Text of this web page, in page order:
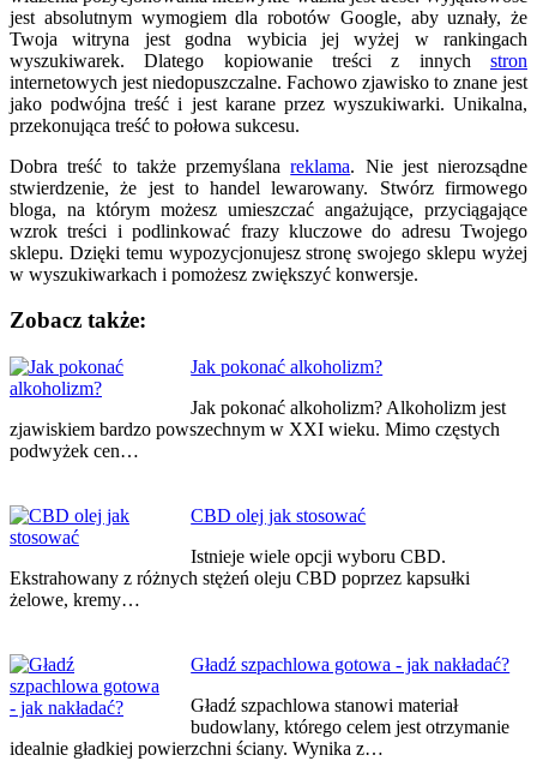
jest absolutnym wymogiem dla robotów Google, aby uznały, że
Twoja witryna jest godna wybicia jej wyżej w rankingach
wyszukiwarek. Dlatego kopiowanie treści z innych stron
internetowych jest niedopuszczalne. Fachowo zjawisko to znane jest
jako podwójna treść i jest karane przez wyszukiwarki. Unikalna,
przekonująca treść to połowa sukcesu.
Dobra treść to także przemyślanareklama. Nie jest nierozsądne
stwierdzenie, że jest to handel lewarowany. Stwórz firmowego
bloga, na którym możesz umieszczać angażujące, przyciągające
wzrok treści i podlinkować frazy kluczowe do adresu Twojego
sklepu. Dzięki temu wypozycjonujesz stronę swojego sklepu wyżej
w wyszukiwarkach i pomożesz zwiększyć konwersje.
Zobacz także:
Jak pokonać alkoholizm?
Jak pokonać alkoholizm? Alkoholizm jest
zjawiskiem bardzo powszechnym w XXI wieku. Mimo częstych
podwyżek cen…
CBD olej jak stosować
Istnieje wiele opcji wyboru CBD.
Ekstrahowany z różnych stężeń oleju CBD poprzez kapsułki
żelowe, kremy…
Gładź szpachlowa gotowa - jak nakładać?
Gładź szpachlowa stanowi materiał
budowlany, którego celem jest otrzymanie
idealnie gładkiej powierzchni ściany. Wynika z…
Nawigacja
wpisu